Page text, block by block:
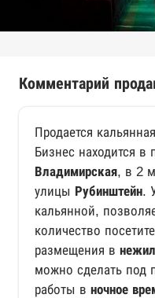
Комментарий
Продается
Бизнес находится в
Владимирская, в 2
улицы Рубинштейн.
кальянной,
количество
размещения в
можно сделать под
работы в ночное